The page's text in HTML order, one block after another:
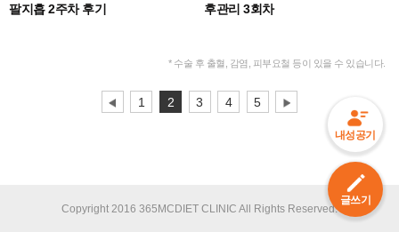
내성공기
글쓰기
팔지흡 2주차 후기
후관리 3회차
* 수술 후 출혈, 감염, 피부요철 등이 있을 수 있습니다.
1 2 3 4 5
Copyright 2016 365MCDIET CLINIC All Rights Reserved.